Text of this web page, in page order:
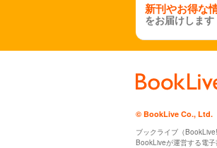
新刊やお得な
をお届けします
© BookLive Co., Ltd.
ブックライブ（BookLive!
BookLiveが運営する電子